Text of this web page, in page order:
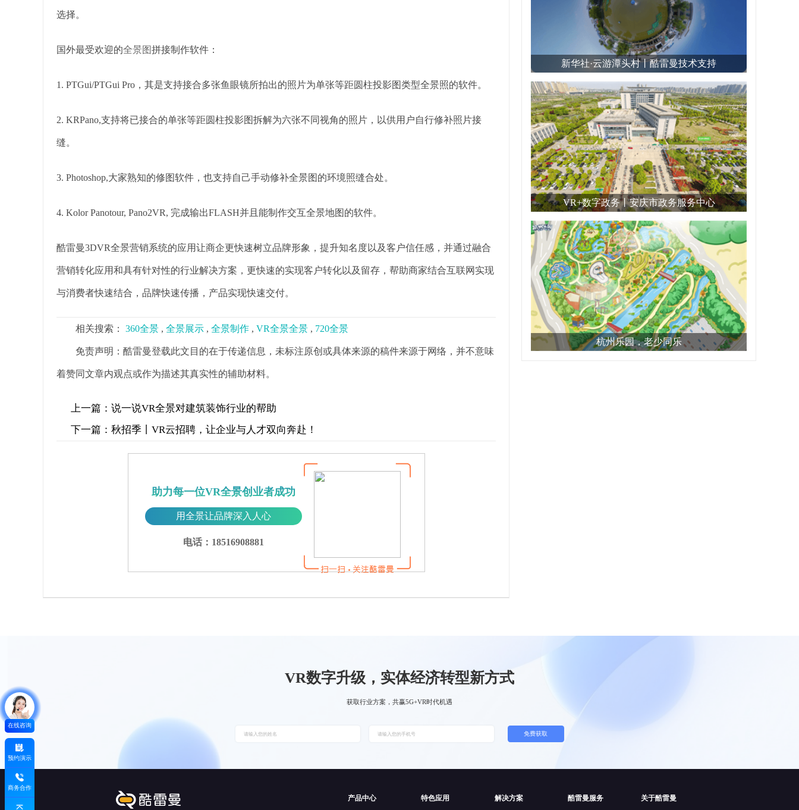
选择。
国外最受欢迎的全景图拼接制作软件：
1. PTGui/PTGui Pro，其是支持接合多张鱼眼镜所拍出的照片为单张等距圆柱投影图类型全景照的软件。
2. KRPano,支持将已接合的单张等距圆柱投影图拆解为六张不同视角的照片，以供用户自行修补照片接
缝。
3. Photoshop,大家熟知的修图软件，也支持自己手动修补全景图的环境照缝合处。
4. Kolor Panotour, Pano2VR, 完成输出FLASH并且能制作交互全景地图的软件。
酷雷曼3DVR全景营销系统的应用让商企更快速树立品牌形象，提升知名度以及客户信任感，并通过融合
营销转化应用和具有针对性的行业解决方案，更快速的实现客户转化以及留存，帮助商家结合互联网实现
与消费者快速结合，品牌快速传播，产品实现快速交付。
相关搜索： 360全景 , 全景展示 , 全景制作 , VR全景全景 , 720全景
免责声明：酷雷曼登载此文目的在于传递信息，未标注原创或具体来源的稿件来源于网络，并不意味
着赞同文章内观点或作为描述其真实性的辅助材料。
上一篇： 说一说VR全景对建筑装饰行业的帮助
下一篇： 秋招季丨VR云招聘，让企业与人才双向奔赴！
助力每一位VR全景创业者成功
用全景让品牌深入人心
电话：18516908881
新华社·云游潭头村丨酷雷曼技术支持
VR+数字政务丨安庆市政务服务中心
杭州乐园，老少同乐
在线咨询
预约演示
商务合作
VR数字升级，实体经济转型新方式
获取行业方案，共赢5G+VR时代机遇
免费获取
产品中心 特色应用 解决方案 酷雷曼服务 关于酷雷曼